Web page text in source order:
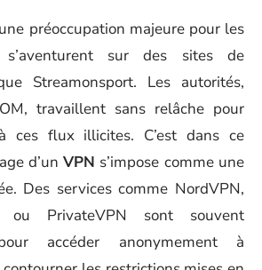
préoccupation majeure pour les
sur des sites de
Streamonsport. Les autorités,
travaillent sans relâche pour
ces flux illicites. C’est dans ce
d’unVPN s’impose comme une
Des services comme NordVPN,
ou PrivateVPN sont souvent
accéder anonymement à